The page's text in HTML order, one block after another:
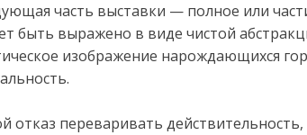
часть выставки — полное или
быть выражено в виде чистой
изображение нарождающихся
отказ переваривать